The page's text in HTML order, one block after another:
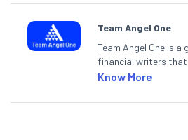
Team Angel One
Team Angel One is a
financial writers
articles on the stock
categories.
Know More